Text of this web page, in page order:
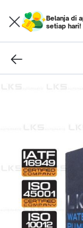
Belanja di
setiap hari!